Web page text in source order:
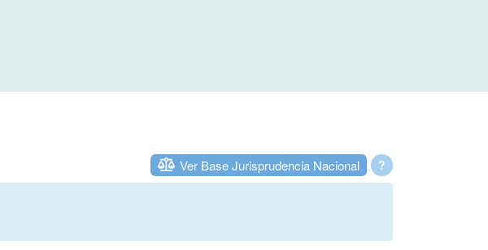
?
Ver Base Jurisprudencia Nacional